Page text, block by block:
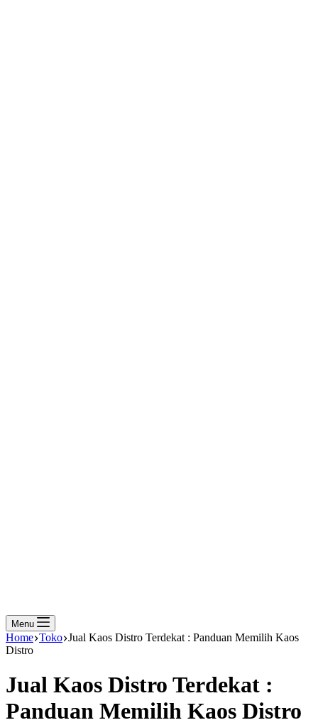
Menu
Home Toko Jual Kaos Distro Terdekat : Panduan Memilih Kaos
Distro
Jual Kaos Distro Terdekat :
Panduan Memilih Kaos Distro